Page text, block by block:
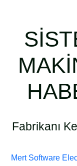
Fabrikanı
Mert Software